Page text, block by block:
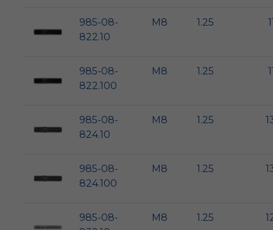
985-08-
822.10
M8 1.25
985-08-
822.100
M8 1.25
985-08-
824.10
M8 1.25
985-08-
824.100
M8 1.25
985-08-
M8 1.25